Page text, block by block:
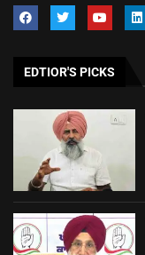
EDTIOR'S PICKS